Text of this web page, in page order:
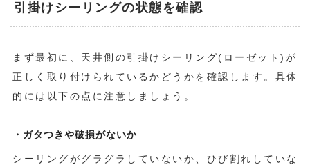
引掛けシーリングの状態を確認
まず最初に、天井側の引掛けシーリング(ローゼット)が
正しく取り付けられているかどうかを確認します。具体
的には以下の点に注意しましょう。
・ガタつきや破損がないか
シーリングがグラグラしていないか、ひび割れしていな